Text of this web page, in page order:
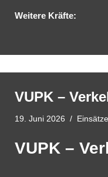
Weitere Kräfte:
VUPK –
19. Juni 2026 Einsätze
VUPK –